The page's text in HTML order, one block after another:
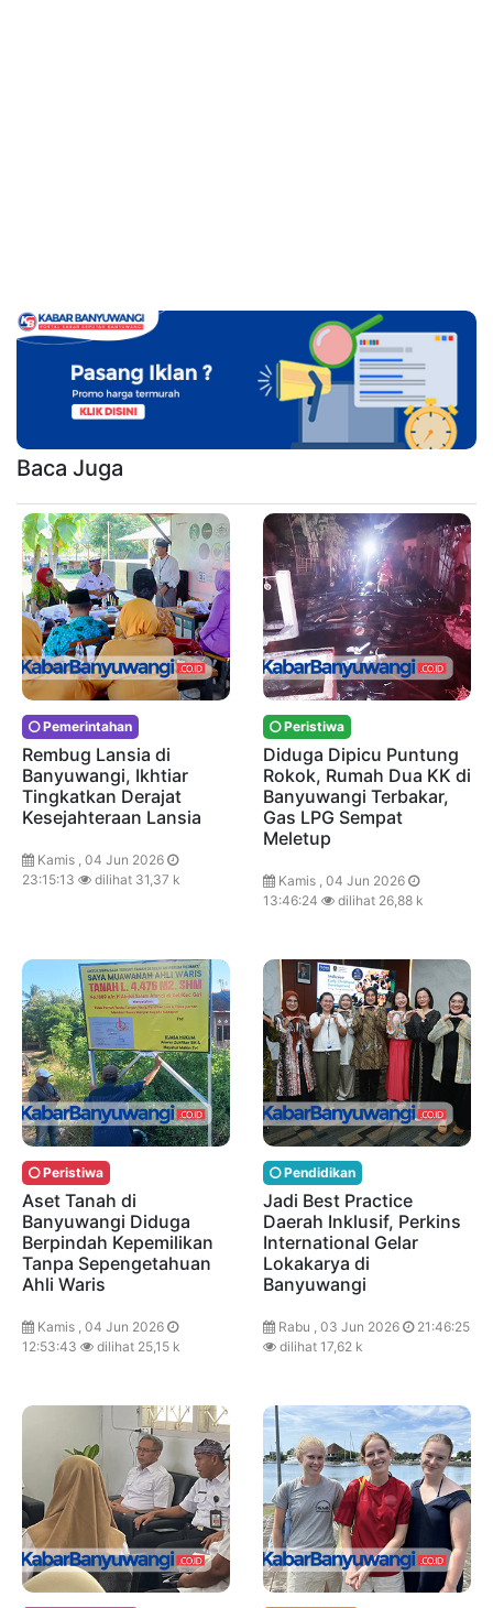
Baca Juga
Pemerintahan
Rembug Lansia di
Banyuwangi, Ikhtiar
Tingkatkan Derajat
Kesejahteraan Lansia
Kamis , 04 Jun 2026
23:15:13
dilihat 31,37 k
Peristiwa
Diduga Dipicu Puntung
Rokok, Rumah Dua KK di
Banyuwangi Terbakar,
Gas LPG Sempat
Meletup
Kamis , 04 Jun 2026
13:46:24
dilihat 26,88 k
Peristiwa
Aset Tanah di
Banyuwangi Diduga
Berpindah Kepemilikan
Tanpa Sepengetahuan
Ahli Waris
Kamis , 04 Jun 2026
12:53:43
dilihat 25,15 k
Pendidikan
Jadi Best Practice
Daerah Inklusif, Perkins
International Gelar
Lokakarya di
Banyuwangi
Rabu , 03 Jun 2026
21:46:25
dilihat 17,62 k